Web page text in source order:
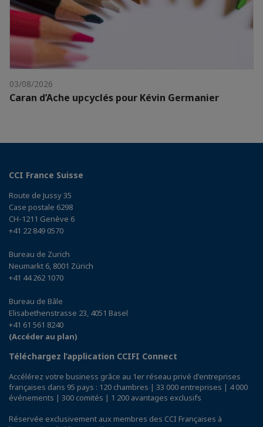
03/08/2026
Caran d’Ache upcyclés pour Kévin Germanier
CCI France Suisse
Route de Jussy 35
Case postale 6298
CH-1211 Genève 6
+41 22 849 0570
Bureau de Zurich
Neumarkt 6, 8001 Zürich
+41 44 262 1070
Bureau de Bâle
Elisabethenstrasse 23, 4051 Basel
+41 61 561 8240
(Accéder au plan)
Téléchargez l’application CCIFI Connect
Accélérez votre business grâce au 1er réseau privé d'entreprises
françaises dans 95 pays : 120 chambres | 33 000 entreprises | 4 000
événements | 300 comités | 1 200 avantages exclusifs
Réservée exclusivement aux membres des CCI Françaises à